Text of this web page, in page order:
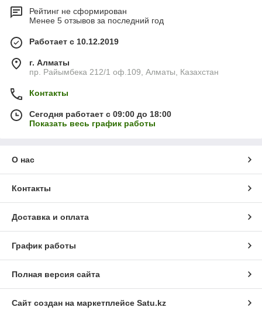
Эстетические свойства ковровой плитки
Разнообразие текстур и цветовой палитры ковровой плитки
позволяет комбинировать при создании любых интерьеров,
классических спокойных или ярких современных стилей.
пространство коммерческих объектов: магазинов,
ресторанов, игровых комнат, лаунж зон в отелях и офисах.
Ковровая плитка имеет прекрасные акустические,
светоотражающие или поглощающие качества,
- Высокая изностойкость и пожарная безопасность
коммерческой плитки.
- Воплощение модных дизайнерских идей при сочетании
- Сохранение привлекательного вида и цвета плиток на
Рейтинг не сформирован
Менее 5 отзывов за последний год
Работает с 10.12.2019
г. Алматы
пр. Райымбека 212/1 оф.109, Алматы, Казахстан
Контакты
Сегодня работает с 09:00 до 18:00
Показать весь график работы
О нас
Контакты
Доставка и оплата
График работы
Полная версия сайта
Сайт создан на маркетплейсе Satu.kz